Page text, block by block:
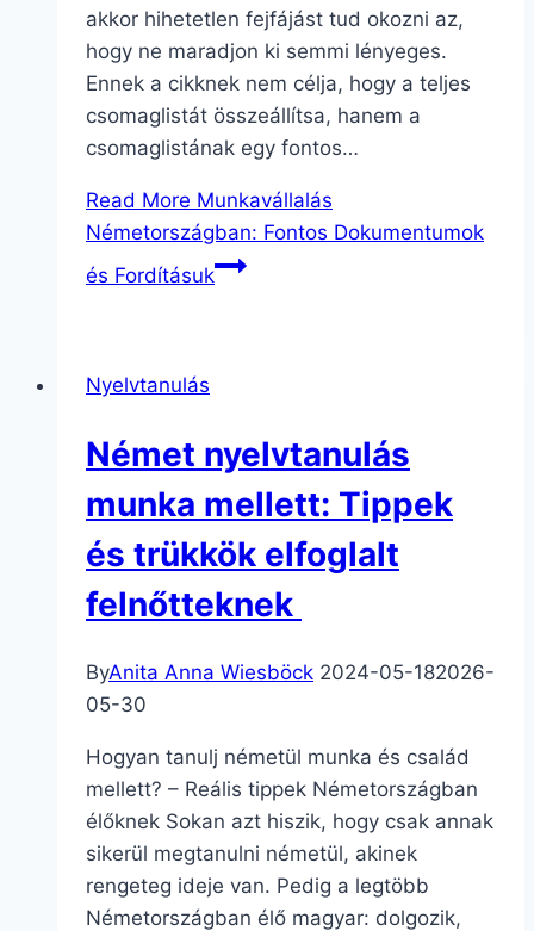
akkor hihetetlen fejfájást tud okozni az,
hogy ne maradjon ki semmi lényeges.
Ennek a cikknek nem célja, hogy a teljes
csomaglistát összeállítsa, hanem a
csomaglistának egy fontos…
Read More Munkavállalás
Németországban: Fontos Dokumentumok
és Fordításuk
Nyelvtanulás
Német nyelvtanulás
munka mellett: Tippek
és trükkök elfoglalt
felnőtteknek
ByAnita Anna Wiesböck 2024-05-182026-
05-30
Hogyan tanulj németül munka és család
mellett? – Reális tippek Németországban
élőknek Sokan azt hiszik, hogy csak annak
sikerül megtanulni németül, akinek
rengeteg ideje van. Pedig a legtöbb
Németországban élő magyar: dolgozik,